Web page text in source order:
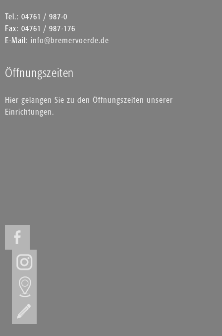
Tel.: 04761 / 987-0
Fax: 04761 / 987-176
E-Mail: info@bremervoerde.de
Öffnungszeiten
Hier gelangen Sie zu den Öffnungszeiten unserer
Einrichtungen.